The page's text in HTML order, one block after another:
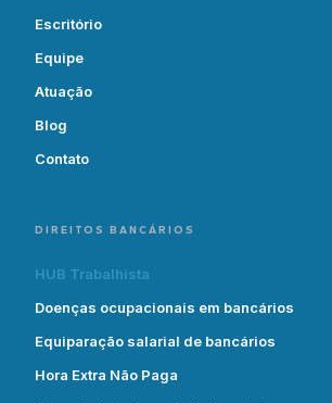
Escritório
Equipe
Atuação
Blog
Contato
DIREITOS BANCÁRIOS
HUB Trabalhista
Doenças ocupacionais em bancários
Equiparação salarial de bancários
Hora Extra Não Paga